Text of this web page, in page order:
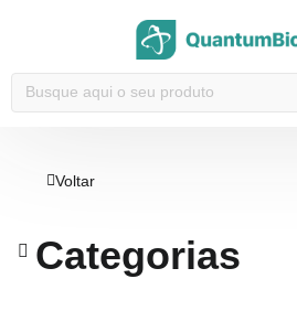
Voltar
Categorias